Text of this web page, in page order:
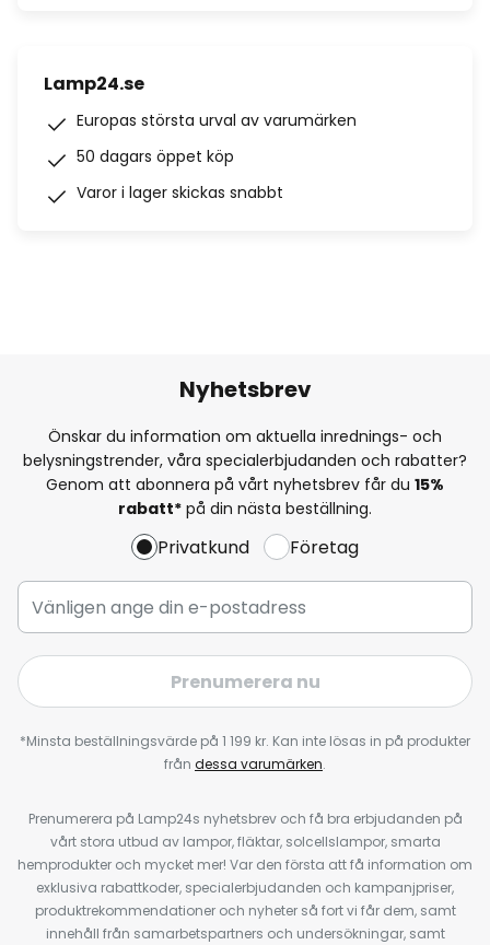
Lamp24.se
Europas största urval av varumärken
50 dagars öppet köp
Varor i lager skickas snabbt
Nyhetsbrev
Önskar du information om aktuella inrednings- och
belysningstrender, våra specialerbjudanden och rabatter?
Genom att abonnera på vårt nyhetsbrev får du 15%
rabatt* på din nästa beställning.
Privatkund Företag
Prenumerera nu
*Minsta beställningsvärde på 1 199 kr. Kan inte lösas in på produkter
från dessa varumärken.
Prenumerera på Lamp24s nyhetsbrev och få bra erbjudanden på
vårt stora utbud av lampor, fläktar, solcellslampor, smarta
hemprodukter och mycket mer! Var den första att få information om
exklusiva rabattkoder, specialerbjudanden och kampanjpriser,
produktrekommendationer och nyheter så fort vi får dem, samt
innehåll från samarbetspartners och undersökningar, samt